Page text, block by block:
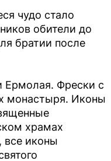
чудо стало
обители до
братии после
Ермолая. Фрески с
монастыря. Иконы
храмах
все иконы